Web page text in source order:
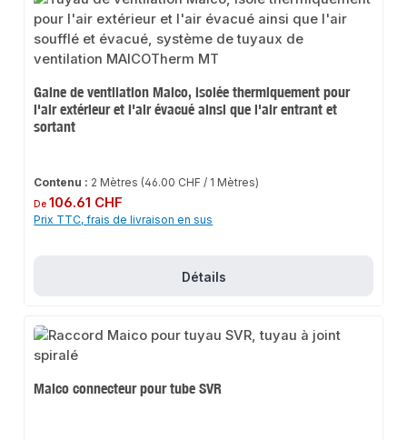
Gaine de ventilation Maico, isolée thermiquement pour
l'air extérieur et l'air évacué ainsi que l'air entrant et
sortant
Contenu : 2 Mètres (46.00 CHF / 1 Mètres)
Prix régulier :
De106.61 CHF
Prix TTC, frais de livraison en sus
Détails
Maico connecteur pour tube SVR